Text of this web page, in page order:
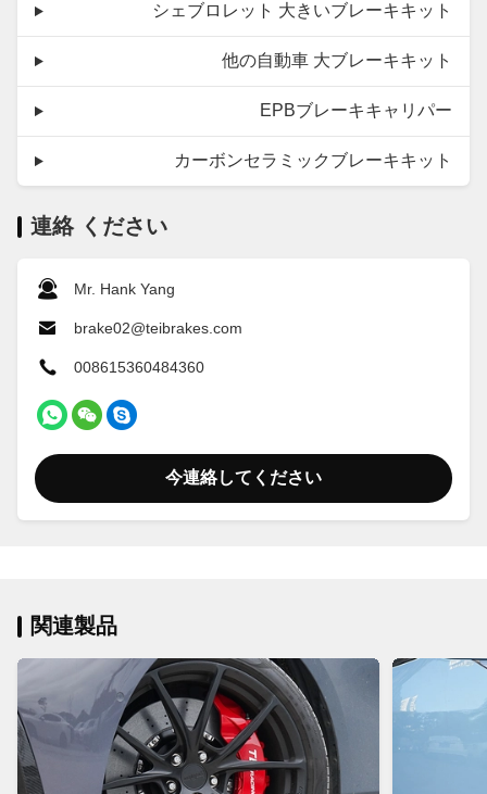
シェブロレット 大きいブレーキキット
他の自動車 大ブレーキキット
EPBブレーキキャリパー
カーボンセラミックブレーキキット
連絡 ください
Mr. Hank Yang
brake02@teibrakes.com
008615360484360
今連絡してください
関連製品